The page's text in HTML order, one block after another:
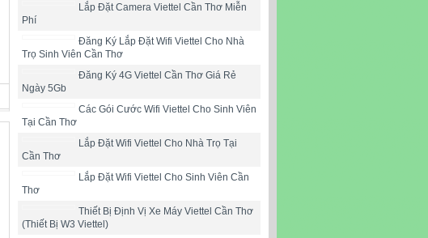
Lắp Đặt Camera Viettel Cần Thơ Miễn
Phí
Đăng Ký Lắp Đặt Wifi Viettel Cho Nhà
Trọ Sinh Viên Cần Thơ
Đăng Ký 4G Viettel Cần Thơ Giá Rẻ
Ngày 5Gb
Các Gói Cước Wifi Viettel Cho Sinh Viên
Tại Cần Thơ
Lắp Đặt Wifi Viettel Cho Nhà Trọ Tại
Cần Thơ
Lắp Đặt Wifi Viettel Cho Sinh Viên Cần
Thơ
Thiết Bị Định Vị Xe Máy Viettel Cần Thơ
(Thiết Bị W3 Viettel)